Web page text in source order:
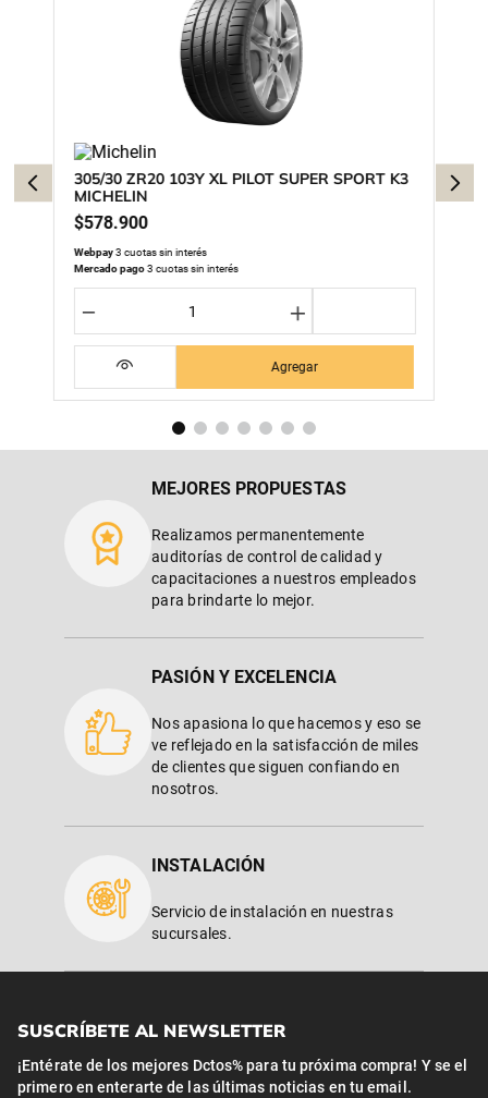
305/30 ZR20 103Y XL PILOT SUPER SPORT K3
MICHELIN
$578.900
Webpay3 cuotas sin interés
Mercado pago3 cuotas sin interés
＋
－
Agregar
MEJORES PROPUESTAS
Realizamos permanentemente
auditorías de control de calidad y
capacitaciones a nuestros empleados
para brindarte lo mejor.
PASIÓN Y EXCELENCIA
Nos apasiona lo que hacemos y eso se
ve reflejado en la satisfacción de miles
de clientes que siguen confiando en
nosotros.
INSTALACIÓN
Servicio de instalación en nuestras
sucursales.
SUSCRÍBETE AL NEWSLETTER
¡Entérate de los mejores Dctos% para tu próxima compra! Y se el
primero en enterarte de las últimas noticias en tu email.